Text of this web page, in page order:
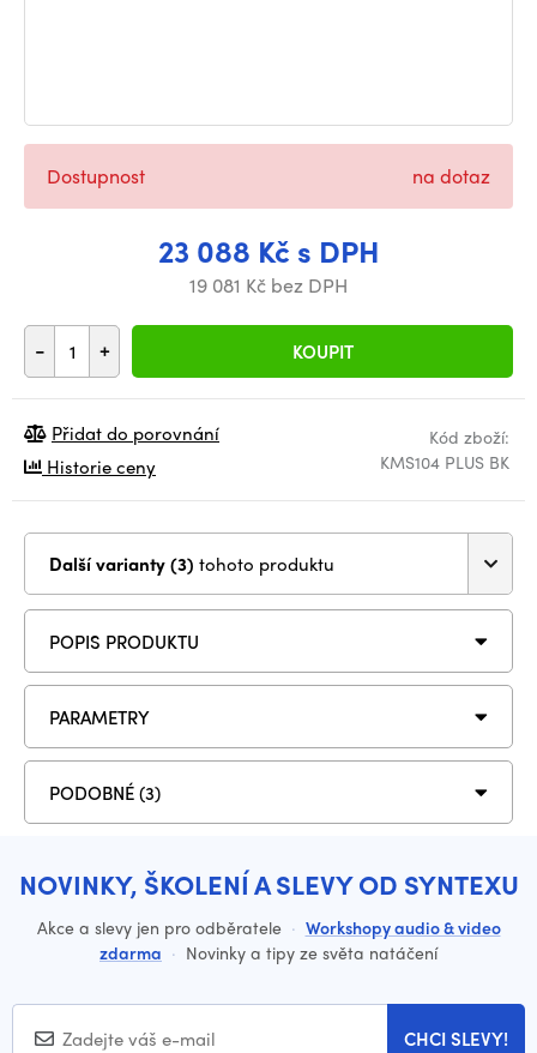
23 088 Kč s DPH
19 081 Kč bez DPH
- + KOUPIT
Dostupnost na dotaz
Kód zboží:
KMS104 PLUS BK
Přidat do porovnání
Historie ceny
Další varianty (3) tohoto produktu
POPIS PRODUKTU
PARAMETRY
PODOBNÉ (3)
NOVINKY, ŠKOLENÍ A SLEVY OD SYNTEXU
Akce a slevy jen pro odběratele · Workshopy audio & video
zdarma · Novinky a tipy ze světa natáčení
CHCI SLEVY!